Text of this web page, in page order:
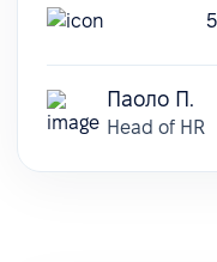
Паоло П.
Head of HR